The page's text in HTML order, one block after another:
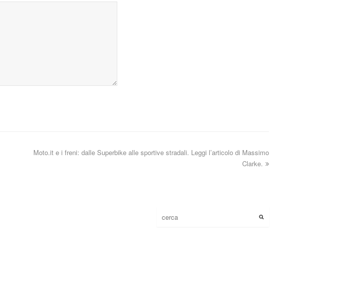
Moto.it e i freni: dalle Superbike alle sportive stradali. Leggi l’articolo di Massimo
Clarke.